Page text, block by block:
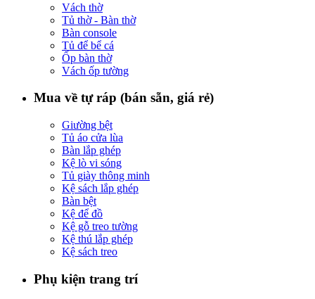
Vách thờ
Tủ thờ - Bàn thờ
Bàn console
Tủ để bể cá
Ốp bàn thờ
Vách ốp tường
Mua về tự ráp (bán sẵn, giá rẻ)
Giường bệt
Tủ áo cửa lùa
Bàn lắp ghép
Kệ lò vi sóng
Tủ giày thông minh
Kệ sách lắp ghép
Bàn bệt
Kệ để đồ
Kệ gỗ treo tường
Kệ thú lắp ghép
Kệ sách treo
Phụ kiện trang trí